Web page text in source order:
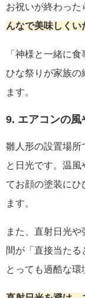
お祝いが終わった
んなで美味しくい
「神様と一緒に
ひな祭りが家族の
ます。
9. エアコンの風
雛人形の設置場所
と日光です。温
てお顔の塗装にひ
ます。
また、直射日光
間が「直接当た
とっても過酷な環